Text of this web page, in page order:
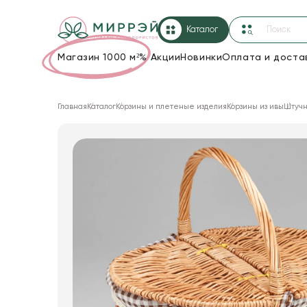
Каталог
Магазин 1000 м²%Акции НовинкиОплата и
Корзины и плетеные изделия
Товары для флористов
Пакеты для цветов и подарков
Главная КаталогКорзины и плетеные изделия Корзины из ивы